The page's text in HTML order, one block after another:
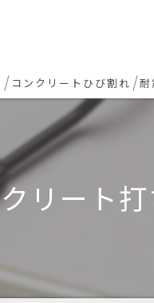
わせ補修
レベリング)
コンクリートひび割れ
リート